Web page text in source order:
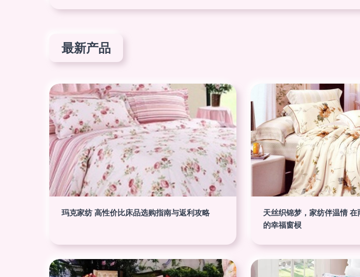
最新产品
玛克家纺 高性价比床品选购指南与返利攻略
天丝织锦梦，家纺伴温情
的幸福窗棂